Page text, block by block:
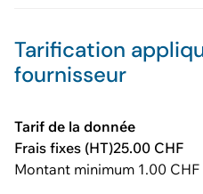
Tarification
fournisseur
Tarif de la donnée
Frais fixes (HT)25.00 CHF
Montant minimum 1.00 CHF